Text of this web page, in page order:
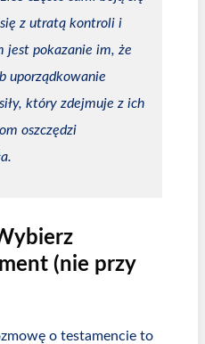
z utratą kontroli i
jest pokazanie im, że
uporządkowanie
który zdejmuje z ich
oszczędzi
(nie przy
o testamencie to